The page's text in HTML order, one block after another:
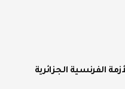
الفرنسية الجزائرية